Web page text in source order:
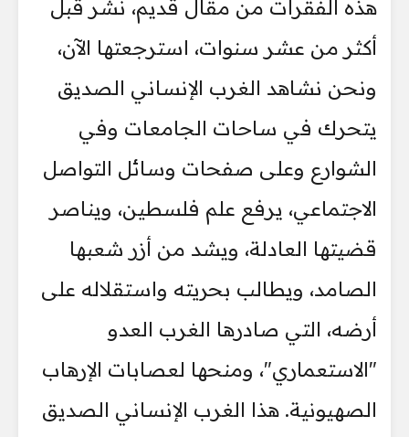
هذه الفقرات من مقال قديم، نُشر قبل
أكثر من عشر سنوات، استرجعتها الآن،
ونحن نشاهد الغرب الإنساني الصديق
يتحرك في ساحات الجامعات وفي
الشوارع وعلى صفحات وسائل التواصل
الاجتماعي، يرفع علم فلسطين، ويناصر
قضيتها العادلة، ويشد من أزر شعبها
الصامد، ويطالب بحريته واستقلاله على
أرضه، التي صادرها الغرب العدو
"الاستعماري"، ومنحها لعصابات الإرهاب
الصهيونية. هذا الغرب الإنساني الصديق